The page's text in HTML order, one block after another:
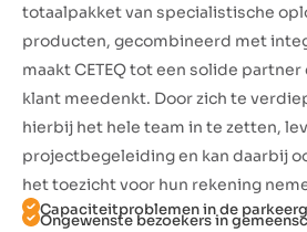
totaalpakket van specialistische
producten, gecombineerd met
maakt CETEQ tot een solide
klant meedenkt. Door zich te
hierbij het hele team in te zetten,
projectbegeleiding en kan daarbij
het toezicht voor hun rekening
Capaciteitproblemen in de
Ongewenste bezoekers in